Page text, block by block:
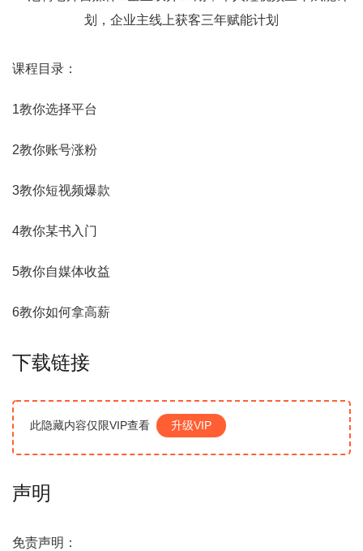
课程目录：
1教你选择平台
2教你账号涨粉
3教你短视频爆款
4教你某书入门
5教你自媒体收益
6教你如何拿高薪
下载链接
此隐藏内容仅限VIP查看 升级VIP
声明
免责声明：